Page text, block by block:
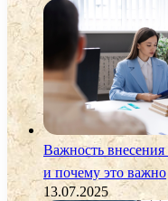
Важность
и почему это важно
13.07.2025